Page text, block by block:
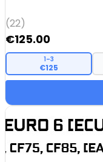
(22)
€125.00
1–3
€125